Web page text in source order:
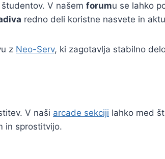
študentov. V našem forumu se lahko
redno deli koristne nasvete in
z Neo-Serv, ki zagotavlja stabilno
V naši arcade sekciji lahko med
in sprostitvijo.